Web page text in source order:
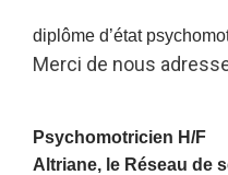
diplôme d’état
Merci de nous
Psychomotricien H/F
Altriane, le Réseau de